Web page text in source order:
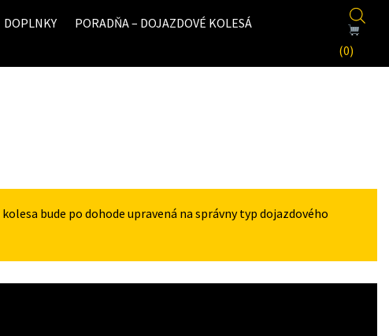
DOPLNKY
PORADŇA – DOJAZDOVÉ KOLESÁ
(0)
bude po dohode upravená na správny typ dojazdového